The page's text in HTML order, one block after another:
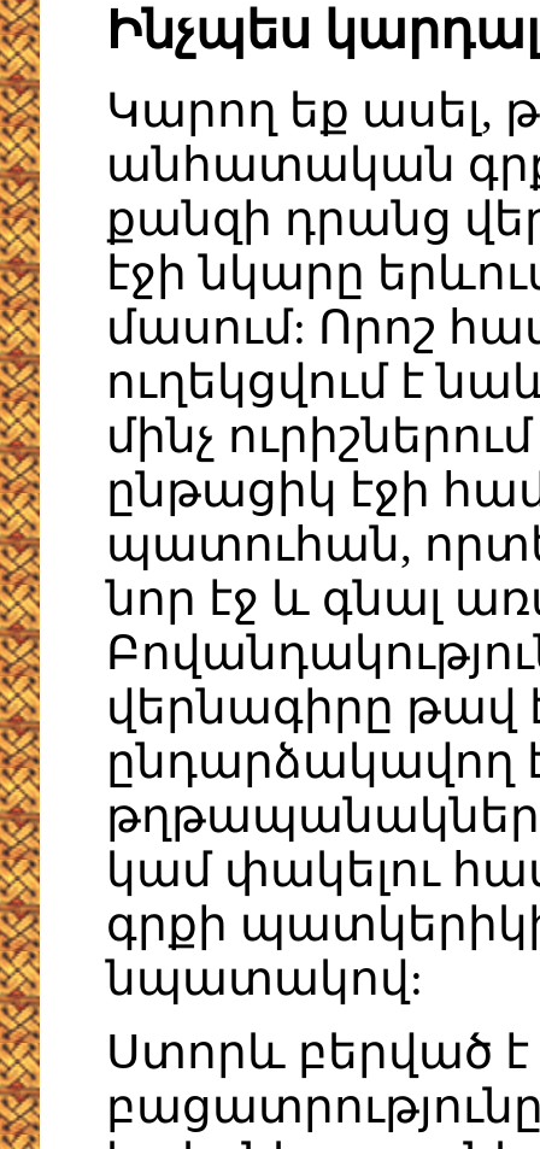
Ինչպես
Կարող եք ասել,
անհատական
քանզի դրանց
էջի նկարը
մասում: Որոշ
ուղեկցվում է
մինչ
ընթացիկ էջի
պատուհան,
նոր էջ և գնալ
վերնագիրը թավ
ընդարձակավող
կամ փակելու
գրքի
նպատակով:
Ստորև բերված